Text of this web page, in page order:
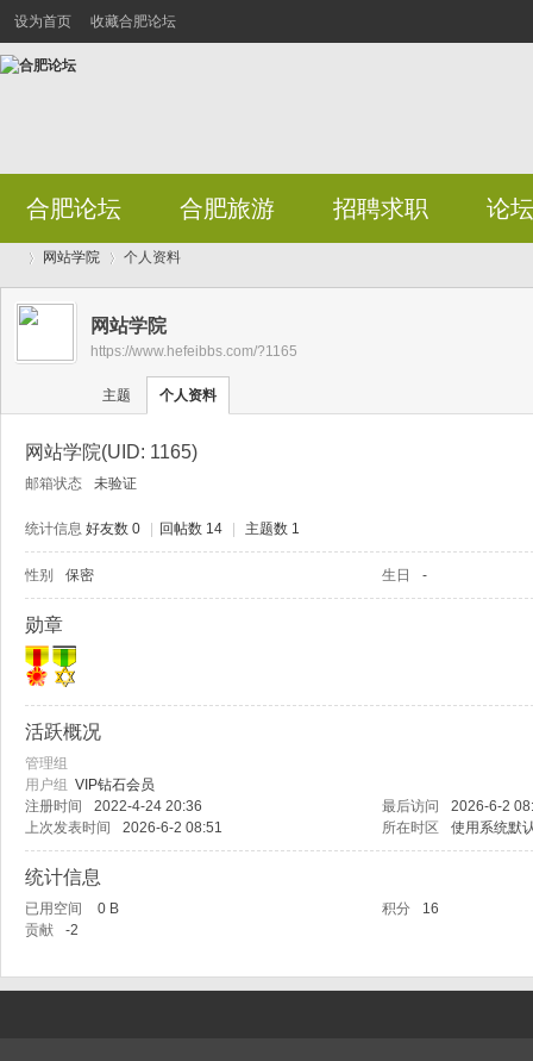
设为首页 收藏合肥论坛
合肥论坛 合肥旅游 招聘求职 论
›
网站学院
›
个人资料
网站学院
https://www.hefeibbs.com/?1165
主题 个人资料
网站学院(UID: 1165)
邮箱状态 未验证
统计信息 好友数 0 回帖数 14 主题数 1
性别 保密 生日 -
勋章
活跃概况
管理组
用户组 VIP钻石会员
注册时间
2022-4-24 20:36 最后访问
2026-6-2
上次发表时间
2026-6-2 08:51 所在时区 使用系统默
统计信息
已用空间 0 B 积分
16
贡献
-2